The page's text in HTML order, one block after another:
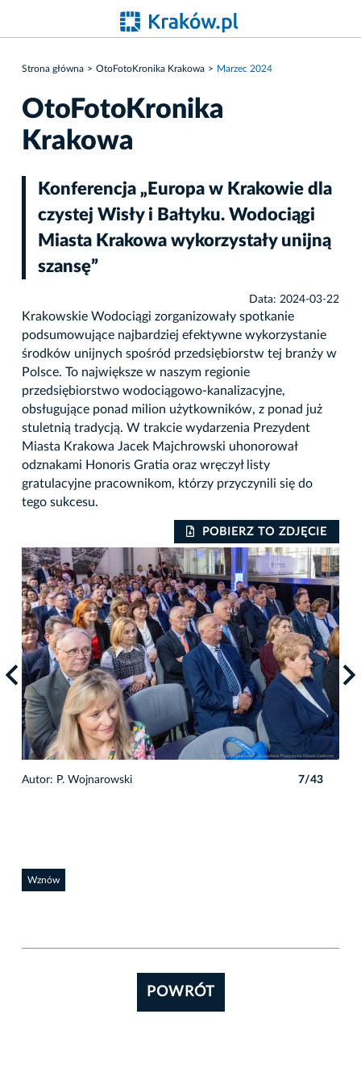
Strona główna OtoFotoKronika Krakowa Marzec 2024
OtoFotoKronika
Krakowa
Konferencja „Europa w Krakowie dla
czystej Wisły i Bałtyku. Wodociągi
Miasta Krakowa wykorzystały unijną
szansę”
Data: 2024-03-22
Krakowskie Wodociągi zorganizowały spotkanie
podsumowujące najbardziej efektywne wykorzystanie
środków unijnych spośród przedsiębiorstw tej branży w
Polsce. To największe w naszym regionie
przedsiębiorstwo wodociągowo-kanalizacyjne,
obsługujące ponad milion użytkowników, z ponad już
stuletnią tradycją. W trakcie wydarzenia Prezydent
Miasta Krakowa Jacek Majchrowski uhonorował
odznakami Honoris Gratia oraz wręczył listy
gratulacyjne pracownikom, którzy przyczynili się do
tego sukcesu.
POBIERZ TO ZDJĘCIE
Autor: P. Wojnarowski 7/43
Wznów
POWRÓT